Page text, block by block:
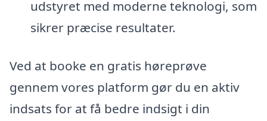
udstyret med moderne teknologi, som
sikrer præcise resultater.
Ved at booke en gratis høreprøve
gennem vores platform gør du en aktiv
indsats for at få bedre indsigt i din